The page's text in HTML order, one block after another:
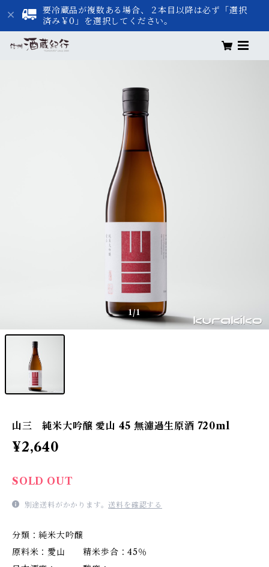
要冷蔵品が複数ある場合、２本目以降は必ず「選択
済み￥0」を選択してください。
1/1
山三 純米大吟醸 愛山 45 無濾過生原酒 720ml
¥2,640
SOLD OUT
別途送料がかかります。送料を確認する
分類：純米大吟醸
原料米：愛山 精米歩合：45％